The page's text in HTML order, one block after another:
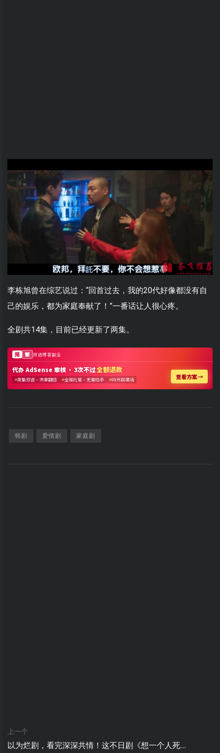
李栋旭曾在综艺说过：“回首过去，我的20代好像都没有自
己的娱乐，都为家庭奉献了！”一番话让人很心疼。
全剧共14集，目前已经更新了两集。
韩剧 爱情剧 家庭剧
上一个
以为烂剧，看完深深共情！这不日剧《想一个人死...